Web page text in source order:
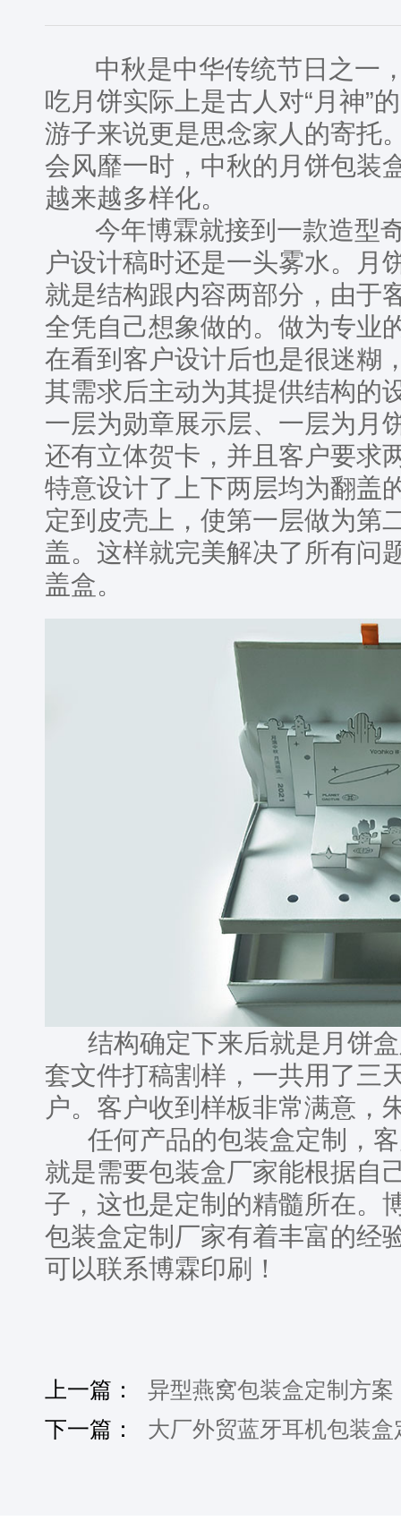
中秋是中华传统节日之一
吃月饼实际上是古人对“月神”
游子来说更是思念家人的寄托
会风靡一时，中秋的月饼包装
越来越多样化。
今年博霖就接到一款造型
户设计稿时还是一头雾水。月
就是结构跟内容两部分，由于
全凭自己想象做的。做为专业
在看到客户设计后也是很迷糊
其需求后主动为其提供结构的
一层为勋章展示层、一层为月
还有立体贺卡，并且客户要求
特意设计了上下两层均为翻盖
定到皮壳上，使第一层做为第
盖。这样就完美解决了所有问
盖盒。
结构确定下来后就是月饼盒
套文件打稿割样，一共用了三
户。客户收到样板非常满意，
任何产品的包装盒定制，客
就是需要包装盒厂家能根据自
子，这也是定制的精髓所在。
包装盒定制厂家有着丰富的经
可以联系博霖印刷！
上一篇：
异型燕窝包装盒定制方案
下一篇：
大厂外贸蓝牙耳机包装盒